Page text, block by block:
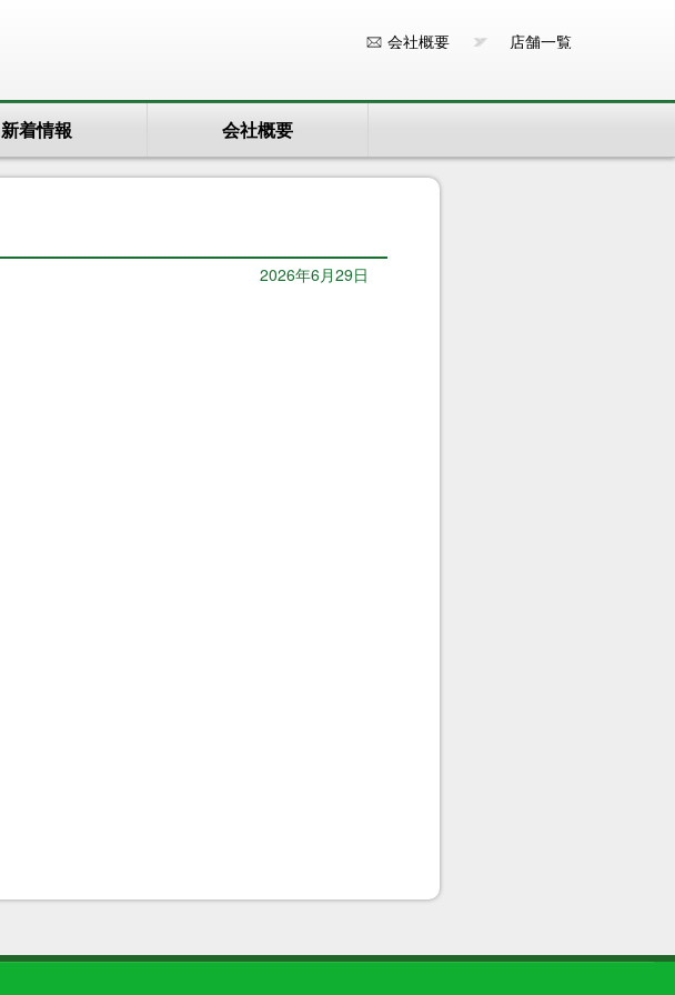
店舗一覧
会社概要
新着情報 会社概要
2026年6月29日